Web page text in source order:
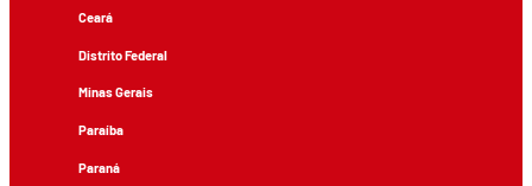
Ceará
Distrito Federal
Minas Gerais
Paraíba
Paraná